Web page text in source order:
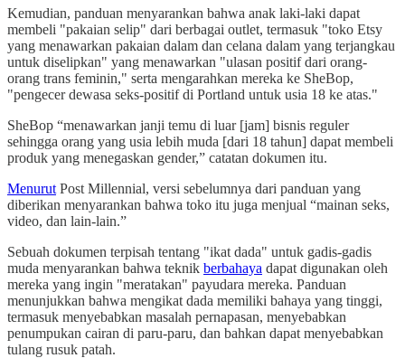
Kemudian, panduan menyarankan bahwa anak laki-laki dapat
membeli "pakaian selip" dari berbagai outlet, termasuk "toko Etsy
yang menawarkan pakaian dalam dan celana dalam yang terjangkau
untuk diselipkan" yang menawarkan "ulasan positif dari orang-
orang trans feminin," serta mengarahkan mereka ke SheBop,
"pengecer dewasa seks-positif di Portland untuk usia 18 ke atas."
SheBop “menawarkan janji temu di luar [jam] bisnis reguler
sehingga orang yang usia lebih muda [dari 18 tahun] dapat membeli
produk yang menegaskan gender,” catatan dokumen itu.
Menurut Post Millennial, versi sebelumnya dari panduan yang
diberikan menyarankan bahwa toko itu juga menjual “mainan seks,
video, dan lain-lain.”
Sebuah dokumen terpisah tentang "ikat dada" untuk gadis-gadis
muda menyarankan bahwa teknik berbahaya dapat digunakan oleh
mereka yang ingin "meratakan" payudara mereka. Panduan
menunjukkan bahwa mengikat dada memiliki bahaya yang tinggi,
termasuk menyebabkan masalah pernapasan, menyebabkan
penumpukan cairan di paru-paru, dan bahkan dapat menyebabkan
tulang rusuk patah.